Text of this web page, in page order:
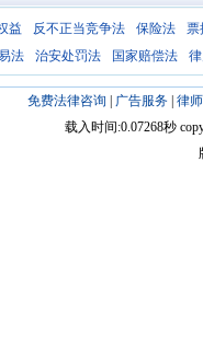
益 反不正当竞争法 保险法
票
法 治安处罚法 国家赔偿法
免费法律咨询 广告服务| 律
载入时间:0.07268秒